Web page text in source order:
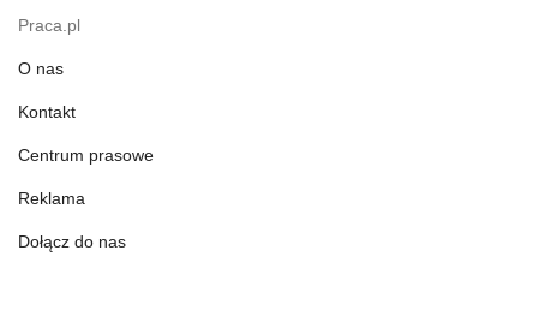
Praca.pl
O nas
Kontakt
Centrum prasowe
Reklama
Dołącz do nas